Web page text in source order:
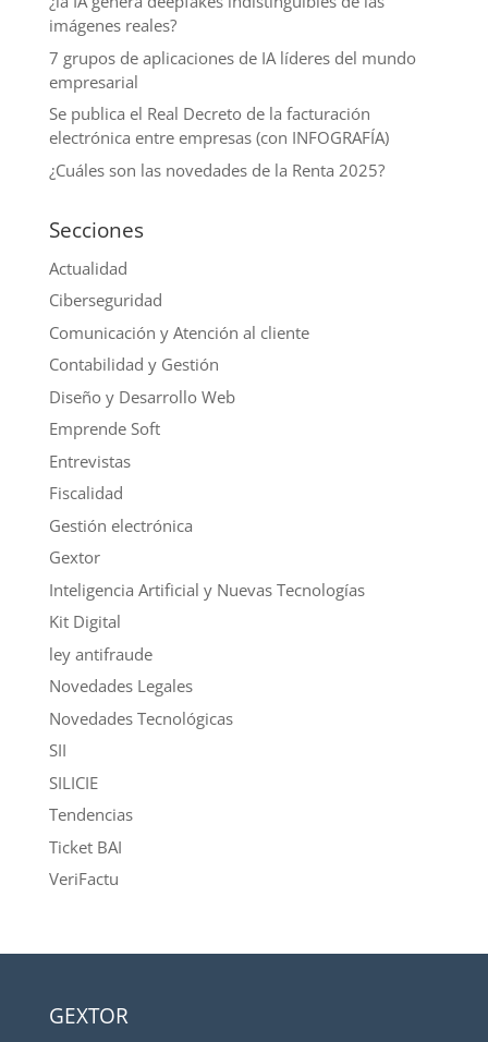
imágenes reales?
7 grupos de aplicaciones de IA líderes del mundo
empresarial
Se publica el Real Decreto de la facturación
electrónica entre empresas (con INFOGRAFÍA)
¿Cuáles son las novedades de la Renta 2025?
Secciones
Actualidad
Ciberseguridad
Comunicación y Atención al cliente
Contabilidad y Gestión
Diseño y Desarrollo Web
Emprende Soft
Entrevistas
Fiscalidad
Gestión electrónica
Gextor
Inteligencia Artificial y Nuevas Tecnologías
Kit Digital
ley antifraude
Novedades Legales
Novedades Tecnológicas
SII
SILICIE
Tendencias
Ticket BAI
VeriFactu
GEXTOR